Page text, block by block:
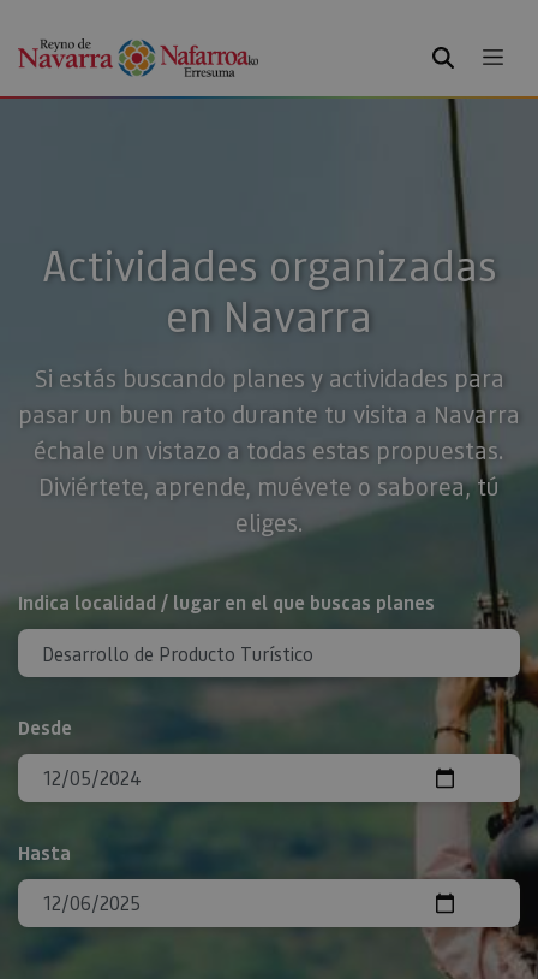
BUSCAR
Actividades organizadas
en Navarra
Si estás buscando planes y actividades para
pasar un buen rato durante tu visita a Navarra
échale un vistazo a todas estas propuestas.
Diviértete, aprende, muévete o saborea, tú
eliges.
BUSCAR
Indica localidad / lugar en el que buscas planes
Desde
Hasta